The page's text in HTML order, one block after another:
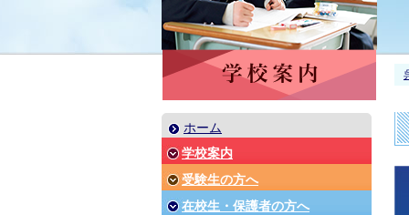
ホーム
学校案内
受験生の方へ
在校生・保護者の方へ